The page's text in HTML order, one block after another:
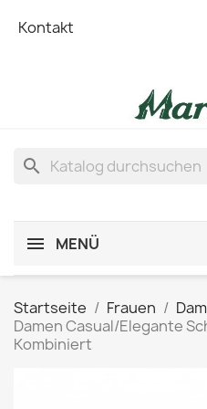
Kontakt
search
MENÜ
Startseite Frauen
Damen Casual/Elegante
Kombiniert